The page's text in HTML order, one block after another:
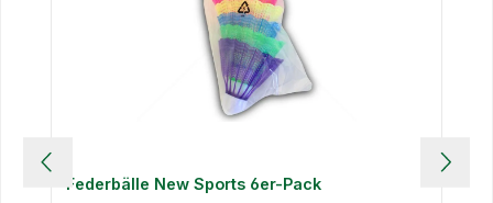
Federbälle New Sports 6er-Pack